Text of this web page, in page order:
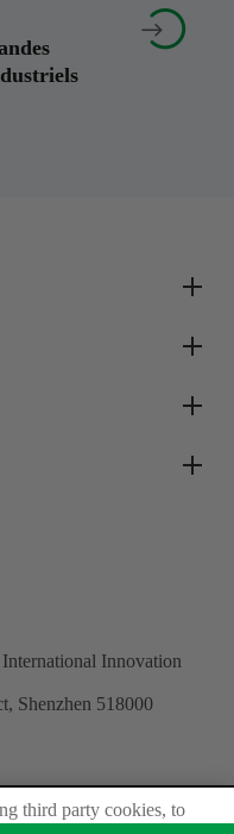


Innovation
Shenzhen 518000
Technology Co., Ltd.
third party cookies, to